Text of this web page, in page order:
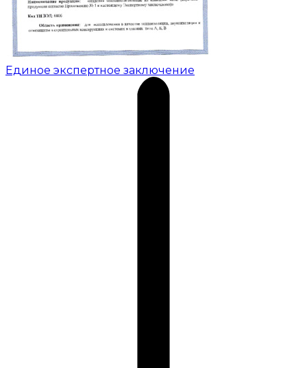
Единое экспертное заключение